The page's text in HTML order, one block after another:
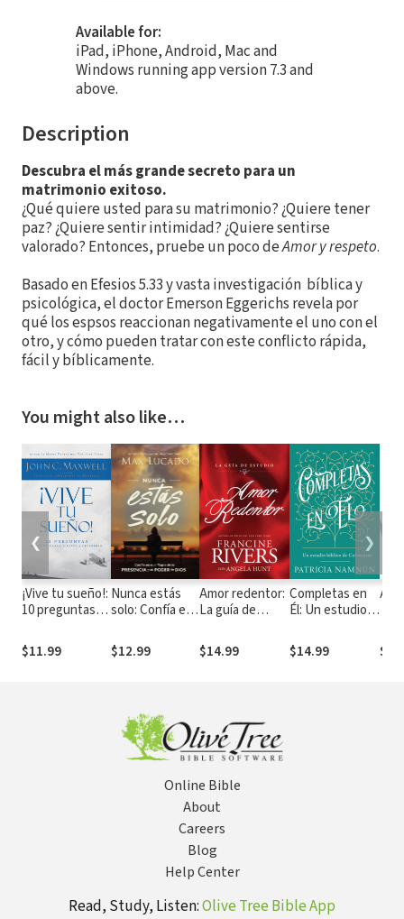
Available for:
iPad, iPhone, Android, Mac and
Windows running app version 7.3 and
above.
Description
Descubra el más grande secreto para un
matrimonio exitoso.
¿Qué quiere usted para su matrimonio? ¿Quiere tener
paz? ¿Quiere sentir intimidad? ¿Quiere sentirse
valorado? Entonces, pruebe un poco deAmor y respeto.
Basado en Efesios 5.33 y vasta investigación bíblica y
psicológica, el doctor Emerson Eggerichs revela por
qué los espsos reaccionan negativamente el uno con el
otro, y cómo pueden tratar con este conflicto rápida,
fácil y bíblicamente.
You might also like…
¡Vive tu sueño!:
10 preguntas
ayudarán a
verlo y
$11.99
Nunca estás
solo: Confía en
presencia y el
poder de Dios
$12.99
Amor redentor:
La guía de
$14.99
Completas en
Él: Un estudio
$14.99
❮ ❯
Online Bible
About
Careers
Blog
Help Center
Read, Study, Listen:Olive Tree Bible App